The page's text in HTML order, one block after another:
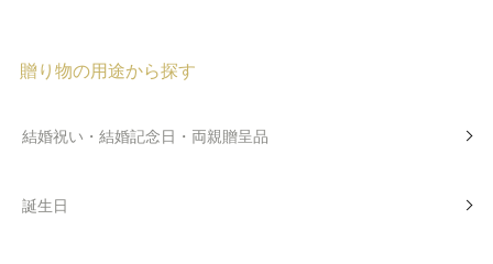
贈り物の用途から探す
結婚祝い・結婚記念日・両親贈呈品
誕生日